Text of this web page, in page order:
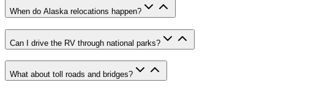
When do Alaska relocations happen?
Can I drive the RV through national parks?
What about toll roads and bridges?